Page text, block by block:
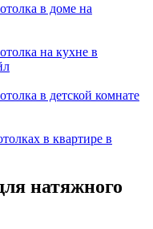
в доме на
на кухне в
в детской комнате
в квартире в
натяжного